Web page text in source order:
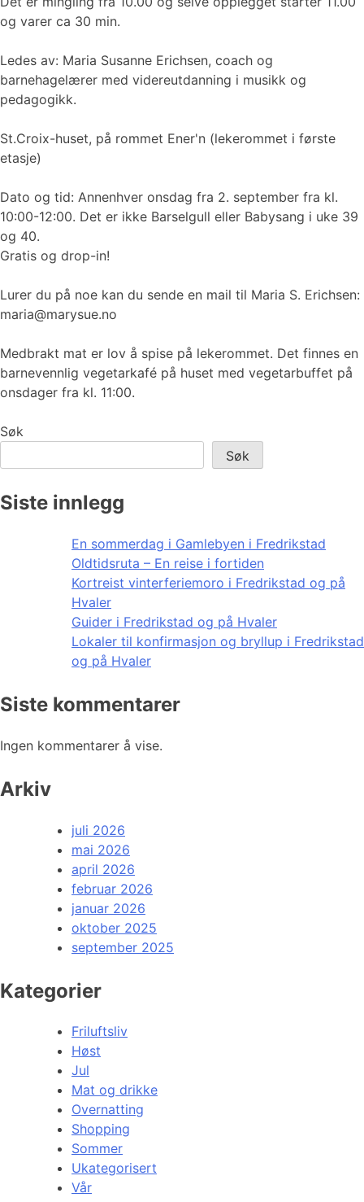
og varer ca 30 min.
Ledes av: Maria Susanne Erichsen, coach og
barnehagelærer med videreutdanning i musikk og
pedagogikk.
St.Croix-huset, på rommet Ener'n (lekerommet i første
etasje)
Dato og tid: Annenhver onsdag fra 2. september fra kl.
10:00-12:00. Det er ikke Barselgull eller Babysang i uke 39
og 40.
Gratis og drop-in!
Lurer du på noe kan du sende en mail til Maria S. Erichsen:
maria@marysue.no
Medbrakt mat er lov å spise på lekerommet. Det finnes en
barnevennlig vegetarkafé på huset med vegetarbuffet på
onsdager fra kl. 11:00.
Søk
Søk
Siste innlegg
En sommerdag i Gamlebyen i Fredrikstad
Oldtidsruta – En reise i fortiden
Kortreist vinterferiemoro i Fredrikstad og på
Hvaler
Guider i Fredrikstad og på Hvaler
Lokaler til konfirmasjon og bryllup i Fredrikstad
og på Hvaler
Siste kommentarer
Ingen kommentarer å vise.
Arkiv
juli 2026
mai 2026
april 2026
februar 2026
januar 2026
oktober 2025
september 2025
Kategorier
Friluftsliv
Høst
Jul
Mat og drikke
Overnatting
Shopping
Sommer
Ukategorisert
Vår